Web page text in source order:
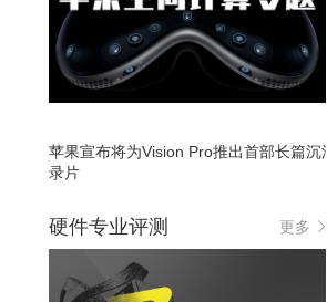
苹果宣布将为Vision Pro推出首部长篇沉
录片
硬件专业评测 更多